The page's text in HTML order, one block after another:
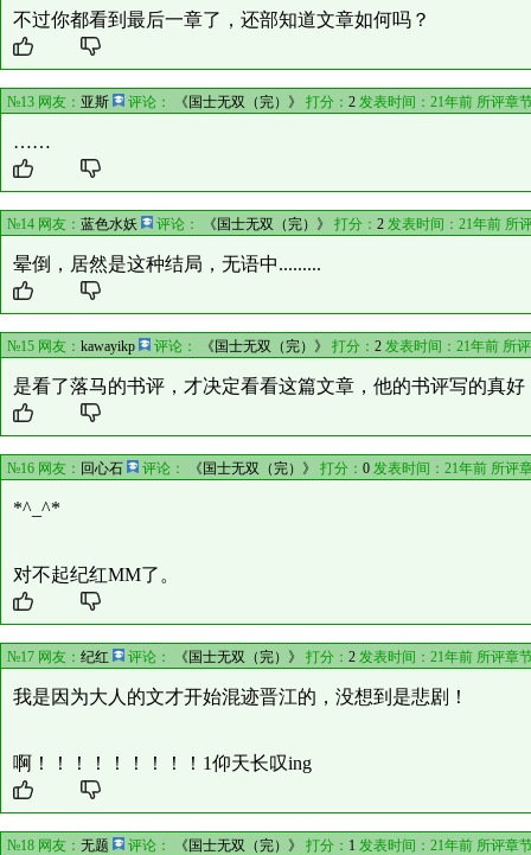
不过你都看到最后一章了，还部知道文章如何吗？
№13 网友： 亚斯 评论： 《国士无双（完）》 打分： 2发表时间：21年前 所评章
……
№14 网友： 蓝色水妖 评论： 《国士无双（完）》 打分： 2发表时间：21年前 所
晕倒，居然是这种结局，无语中.........
№15 网友： kawayikp 评论： 《国士无双（完）》 打分： 2发表时间：21年前 所
是看了落马的书评，才决定看看这篇文章，他的书评写的真
№16 网友： 回心石 评论： 《国士无双（完）》 打分： 0发表时间：21年前 所评
*^_^*
对不起纪红MM了。
№17 网友： 纪红 评论： 《国士无双（完）》 打分： 2发表时间：21年前 所评章
我是因为大人的文才开始混迹晋江的，没想到是悲剧！
啊！！！！！！！！！1仰天长叹ing
№18 网友： 无题 评论： 《国士无双（完）》 打分： 1 发表时间：21年前 所评章